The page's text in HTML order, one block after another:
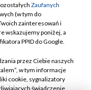
Zaufanych
(w tym do
zainteresowań i
wskazujemy poniżej, a
PPID do Google.
przez Ciebie naszych
w tym informacje
cookie, sygnalizatory
świadczenie